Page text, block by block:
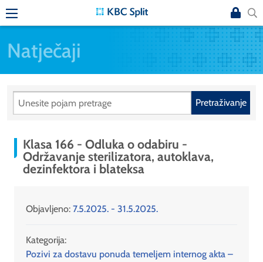
Natječaji
Pretraživanje
Klasa 166 - Odluka o odabiru -
Održavanje sterilizatora, autoklava,
dezinfektora i blateksa
Objavljeno: 7.5.2025. - 31.5.2025.
Kategorija:
Pozivi za dostavu ponuda temeljem internog akta –